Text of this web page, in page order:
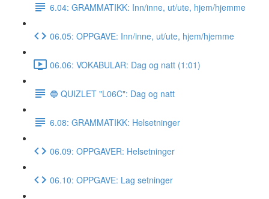
6.04: GRAMMATIKK: Inn/inne, ut/ute, hjem/hjemme
06.05: OPPGAVE: Inn/inne, ut/ute, hjem/hjemme
06.06: VOKABULAR: Dag og natt (1:01)
🔵 QUIZLET "L06C": Dag og natt
6.08: GRAMMATIKK: Helsetninger
06.09: OPPGAVER: Helsetninger
06.10: OPPGAVE: Lag setninger